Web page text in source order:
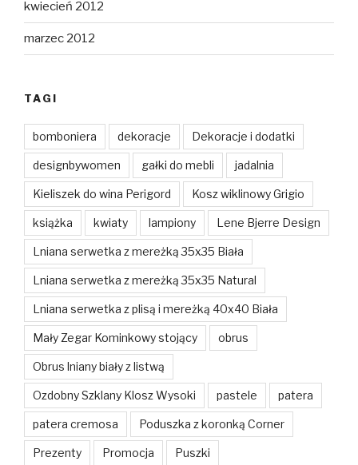
kwiecień 2012
marzec 2012
TAGI
bomboniera dekoracje Dekoracje i dodatki
designbywomen gałki do mebli jadalnia
Kieliszek do wina Perigord Kosz wiklinowy Grigio
książka kwiaty lampiony Lene Bjerre Design
Lniana serwetka z mereżką 35x35 Biała
Lniana serwetka z mereżką 35x35 Natural
Lniana serwetka z plisą i mereżką 40x40 Biała
Mały Zegar Kominkowy stojący obrus
Obrus lniany biały z listwą
Ozdobny Szklany Klosz Wysoki pastele patera
patera cremosa Poduszka z koronką Corner
Prezenty Promocja Puszki